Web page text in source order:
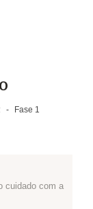
- Fase 1
cuidado com a